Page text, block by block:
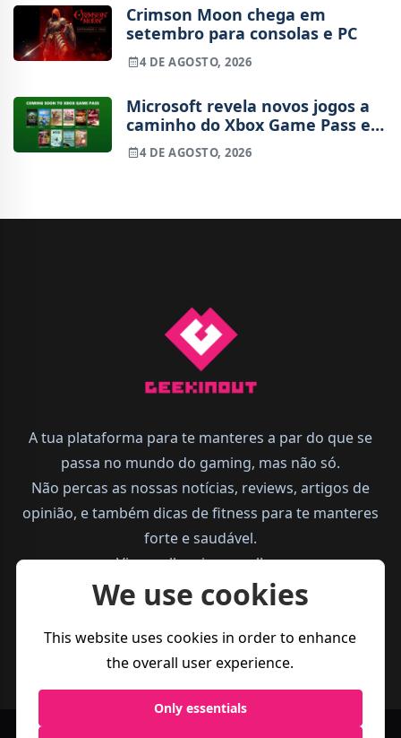
Crimson Moon chega em
setembro para consolas e PC
4 DE AGOSTO, 2026
Microsoft revela novos jogos a
caminho do Xbox Game Pass em
agosto
4 DE AGOSTO, 2026
A tua plataforma para te manteres a par do que se
passa no mundo do gaming, mas não só.
Não percas as nossas notícias, reviews, artigos de
opinião, e também dicas de fitness para te manteres
forte e saudável.
Vive melhor, joga melhor.
We use cookies
This website uses cookies in order to enhance
the overall user experience.
Only essentials